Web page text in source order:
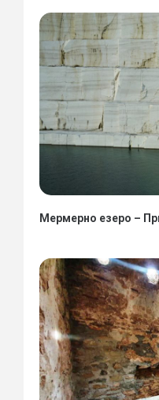
Мермерно езеро –